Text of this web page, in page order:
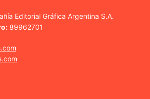
Editorial Gráfica Argentina S.A.
89962701